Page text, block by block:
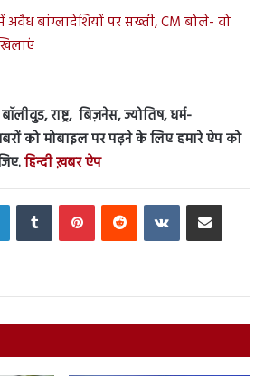
अवैध बांग्लादेशियों पर सख्ती, CM बोले- वो
राष्ट्र, बिज़नेस, ज्योतिष, धर्म-
को मोबाइल पर पढ़ने के लिए हमारे ऐप को
हिन्दी ख़बर ऐप
LinkedInTumblr PinterestReddit VKontakteShare via Email